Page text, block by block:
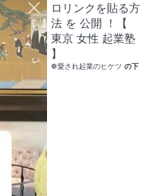
ロリンクを貼る方
法 を 公開 ！【
東京 女性 起業塾
】
❁愛され起業のヒケツ の下